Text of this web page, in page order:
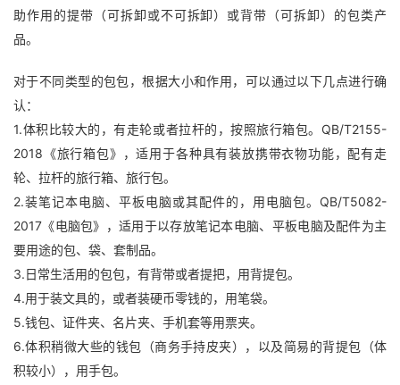
助作用的提带（可拆卸或不可拆卸）或背带（可拆卸）的包类产
品。
对于不同类型的包包，根据大小和作用，可以通过以下几点进行确
认：
1.体积比较大的，有走轮或者拉杆的，按照旅行箱包。QB/T2155-
2018《旅行箱包》，适用于各种具有装放携带衣物功能，配有走
轮、拉杆的旅行箱、旅行包。
2.装笔记本电脑、平板电脑或其配件的，用电脑包。QB/T5082-
2017《电脑包》，适用于以存放笔记本电脑、平板电脑及配件为主
要用途的包、袋、套制品。
3.日常生活用的包包，有背带或者提把，用背提包。
4.用于装文具的，或者装硬币零钱的，用笔袋。
5.钱包、证件夹、名片夹、手机套等用票夹。
6.体积稍微大些的钱包（商务手持皮夹），以及简易的背提包（体
积较小），用手包。